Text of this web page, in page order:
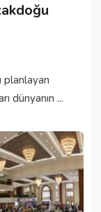
planlayan
dünyanın ...